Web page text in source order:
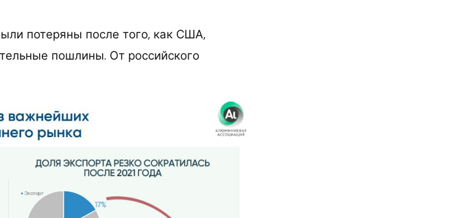
потеряны после того, как США,
пошлины. От российского